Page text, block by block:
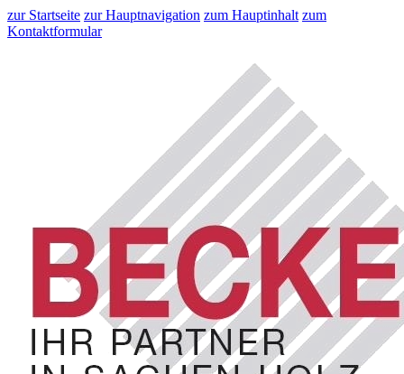
zur Startseite zur Hauptnavigation zum Hauptinhalt zum
Kontaktformular